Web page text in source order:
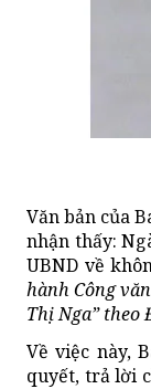
Văn bản của
nhận thấy:
UBND về
hành Công
Thị Nga” theo
Về việc này,
quyết, trả lời